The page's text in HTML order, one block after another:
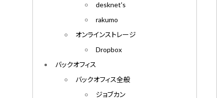
desknet's
rakumo
オンラインストレージ
Dropbox
バックオフィス
バックオフィス全般
ジョブカン